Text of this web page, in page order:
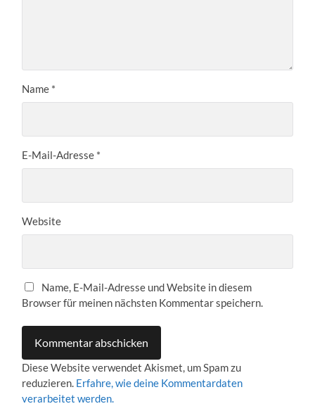
Name *
E-Mail-Adresse *
Website
Name, E-Mail-Adresse und Website in diesem
Browser für meinen nächsten Kommentar speichern.
Diese Website verwendet Akismet, um Spam zu
reduzieren. Erfahre, wie deine Kommentardaten
verarbeitet werden.